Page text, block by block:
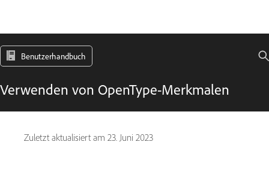
Benutzerhandbuch
Verwenden von OpenType-Merkmalen
Zuletzt aktualisiert am 23. Juni 2023